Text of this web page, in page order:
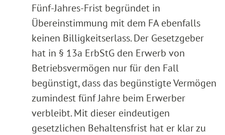
Fünf-Jahres-Frist begründet in
Übereinstimmung mit dem FA ebenfalls
keinen Billigkeitserlass. Der Gesetzgeber
hat in § 13a ErbStG den Erwerb von
Betriebsvermögen nur für den Fall
begünstigt, dass das begünstigte Vermögen
zumindest fünf Jahre beim Erwerber
verbleibt. Mit dieser eindeutigen
gesetzlichen Behaltensfrist hat er klar zu